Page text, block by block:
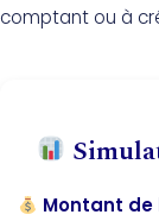
comptant ou à
Montant de